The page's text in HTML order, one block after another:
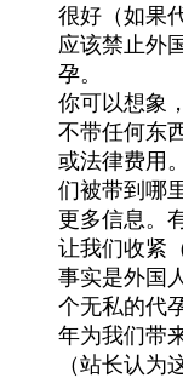
很好（如果
应该禁止外
孕。
你可以想象
不带任何东
或法律费用
们被带到哪
更多信息。
让我们收紧
事实是外国
个无私的代
年为我们带
（站长认为